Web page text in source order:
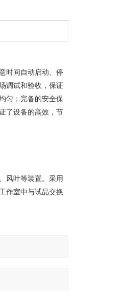
时间自动启动、停
调试和验收，保证
匀；完备的安全保
了设备的高效，节
风叶等装置。采用
作室中与试品交换